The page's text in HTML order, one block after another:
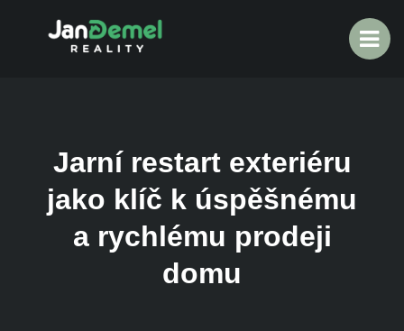
Jarní restart exteriéru
jako klíč k úspěšnému
a rychlému prodeji
domu